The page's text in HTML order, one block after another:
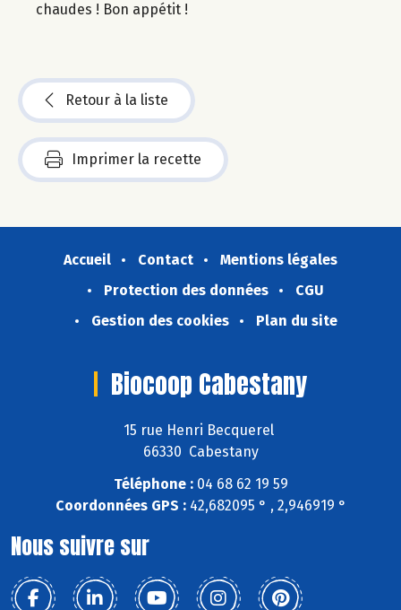
chaudes ! Bon appétit !
Retour à la liste
Imprimer la recette
Accueil Contact
Mentions légales
Protection des données
CGU
Gestion des cookies
Plan du site
Biocoop Cabestany
15 rue Henri Becquerel
66330 Cabestany
Téléphone :04 68 62 19 59
Coordonnées GPS :42,682095 ° , 2,946919 °
Nous suivre sur